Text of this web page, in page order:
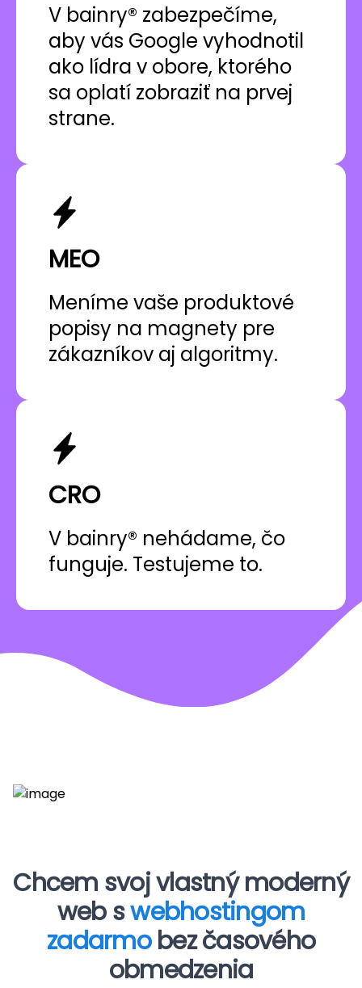
V bainry® zabezpečíme,
aby vás Google vyhodnotil
ako lídra v obore, ktorého
sa oplatí zobraziť na prvej
strane.
MEO
Meníme vaše produktové
popisy na magnety pre
zákazníkov aj algoritmy.
CRO
V bainry® nehádame, čo
funguje. Testujeme to.
Chcem svoj vlastný moderný
web swebhostingom
zadarmobez časového
obmedzenia